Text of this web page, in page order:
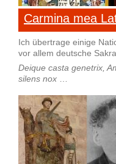
Carmina mea
Ich übertrage einige
vor allem deutsche
Deique casta genetrix,
silens nox